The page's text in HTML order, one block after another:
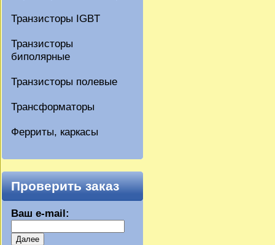
Транзисторы IGBT
Транзисторы
биполярные
Транзисторы полевые
Трансформаторы
Ферриты, каркасы
Проверить заказ
Ваш e-mail:
Далее